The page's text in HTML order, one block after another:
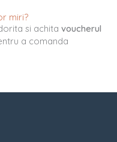
miri?
si achita voucherul
a comanda